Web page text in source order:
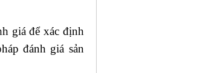
giá để xác định
đánh giá sản